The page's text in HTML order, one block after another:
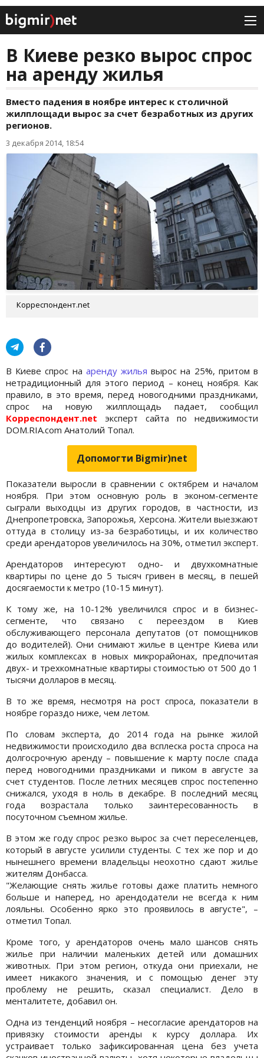
В Киеве резко вырос спрос
на аренду жилья
Вместо падения в ноябре интерес к столичной
жилплощади вырос за счет безработных из других
регионов.
3 декабря 2014, 18:54
Корреспондент.net
В Киеве спрос на аренду жилья вырос на 25%, притом в
нетрадиционный для этого период – конец ноября. Как
правило, в это время, перед новогодними праздниками,
спрос на новую жилплощадь падает, сообщил
Корреспондент.net эксперт сайта по недвижимости
DOM.RIA.com Анатолий Топал.
Допомогти Bigmir)net
Показатели выросли в сравнении с октябрем и началом
ноября. При этом основную роль в эконом-сегменте
сыграли выходцы из других городов, в частности, из
Днепропетровска, Запорожья, Херсона. Жители выезжают
оттуда в столицу из-за безработицы, и их количество
среди арендаторов увеличилось на 30%, отметил эксперт.
Арендаторов интересуют одно- и двухкомнатные
квартиры по цене до 5 тысяч гривен в месяц, в пешей
досягаемости к метро (10-15 минут).
К тому же, на 10-12% увеличился спрос и в бизнес-
сегменте, что связано с переездом в Киев
обслуживающего персонала депутатов (от помощников
до водителей). Они снимают жилье в центре Киева или
жилых комплексах в новых микрорайонах, предпочитая
двух- и трехкомнатные квартиры стоимостью от 500 до 1
тысячи долларов в месяц.
В то же время, несмотря на рост спроса, показатели в
ноябре гораздо ниже, чем летом.
По словам эксперта, до 2014 года на рынке жилой
недвижимости происходило два всплеска роста спроса на
долгосрочную аренду – повышение к марту после спада
перед новогодними праздниками и пиком в августе за
счет студентов. После летних месяцев спрос постепенно
снижался, уходя в ноль в декабре. В последний месяц
года возрастала только заинтересованность в
посуточном съемном жилье.
В этом же году спрос резко вырос за счет переселенцев,
который в августе усилили студенты. С тех же пор и до
нынешнего времени владельцы неохотно сдают жилье
жителям Донбасса.
"Желающие снять жилье готовы даже платить немного
больше и наперед, но арендодатели не всегда к ним
лояльны. Особенно ярко это проявилось в августе", –
отметил Топал.
Кроме того, у арендаторов очень мало шансов снять
жилье при наличии маленьких детей или домашних
животных. При этом регион, откуда они приехали, не
имеет никакого значения, и с помощью денег эту
проблему не решить, сказал специалист. Дело в
менталитете, добавил он.
Одна из тенденций ноября – несогласие арендаторов на
привязку стоимости аренды к курсу доллара. Их
устраивает только зафиксированная цена без учета